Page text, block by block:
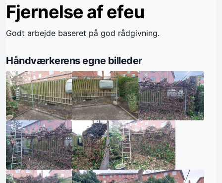
Fjernelse af efeu
Godt arbejde baseret på god rådgivning.
Håndværkerens egne billeder